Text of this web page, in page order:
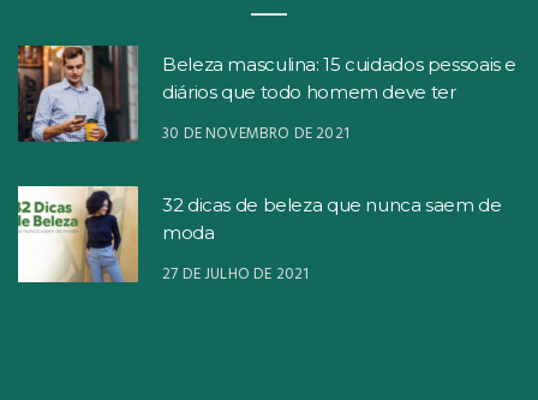
Beleza masculina: 15 cuidados pessoais e
diários que todo homem deve ter
30 DE NOVEMBRO DE 2021
32 dicas de beleza que nunca saem de
moda
27 DE JULHO DE 2021